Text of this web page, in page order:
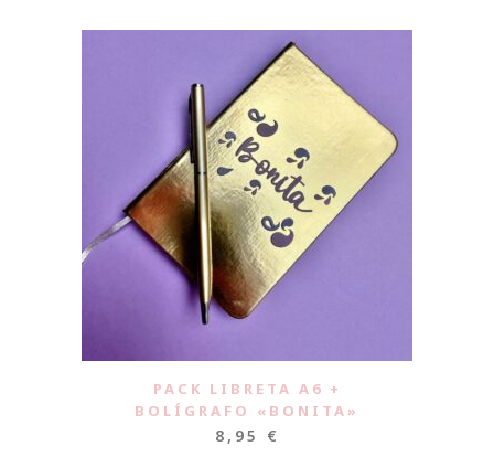
PACK LIBRETA A6 +
BOLÍGRAFO «BONITA»
8,95 €